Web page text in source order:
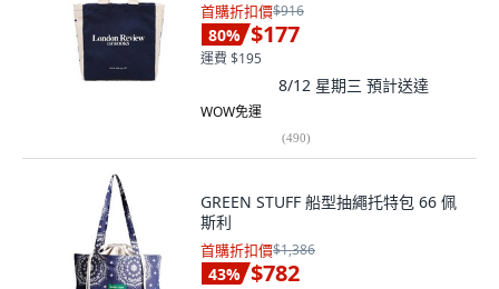
首購折扣價$916
80% $177
運費 $195
8/12 星期三 預計送達
WOW免運
(490)
GREEN STUFF 船型抽繩托特包 66 佩
斯利
首購折扣價$1,386
43% $782